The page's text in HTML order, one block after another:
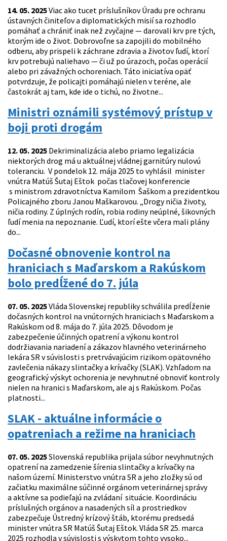
14. 05. 2025Viac ako tucet príslušníkov Úradu pre ochranu
ústavných činiteľov a diplomatických misií sa rozhodlo
pomáhať a chrániť inak než zvyčajne — darovali krv pre tých,
ktorým ide o život. Dobrovoľne sa zapojili do mobilného
odberu, aby prispeli k záchrane zdravia a životov ľudí, ktorí
krv potrebujú naliehavo — či už po úrazoch, počas operácií
alebo pri závažných ochoreniach. Táto iniciatíva opäť
potvrdzuje, že policajti pomáhajú nielen v teréne, ale
častokrát aj tam, kde ide o tichú, no životne...
Ministri oznámili systémový prístup v
boji proti drogám
12. 05. 2025 Dekriminalizácia alebo priamo legalizácia
niektorých drog má u aktuálnej vládnej garnitúry nulovú
toleranciu. V pondelok 12. mája 2025 to vyhlásil minister
vnútra Matúš Šutaj Eštok počas tlačovej konferencie
s ministrom zdravotníctva Kamilom Šaškom a prezidentkou
Policajného zboru Janou Maškarovou. „Drogy ničia životy,
ničia rodiny. Z úplných rodín, robia rodiny neúplné, šikovných
ľudí menia na nepoznanie. Ľudí, ktorí ešte včera mali plány
do...
Dočasné obnovenie kontrol na
hraniciach s Maďarskom a Rakúskom
bolo predĺžené do 7. júla
07. 05. 2025Vláda Slovenskej republiky schválila predĺženie
dočasných kontrol na vnútorných hraniciach s Maďarskom a
Rakúskom od 8. mája do 7. júla 2025. Dôvodom je
zabezpečenie účinných opatrení a výkonu kontrol
dodržiavania nariadení a zákazov hlavného veterinárneho
lekára SR v súvislosti s pretrvávajúcim rizikom opätovného
zavlečenia nákazy slintačky a krívačky (SLAK). Vzhľadom na
geografický výskyt ochorenia je nevyhnutné obnoviť kontroly
nielen na hranici s Maďarskom, ale aj s Rakúskom. Počas
platnosti...
SLAK - aktuálne informácie o
opatreniach a režime na hraniciach
07. 05. 2025Slovenská republika prijala súbor nevyhnutných
opatrení na zamedzenie šírenia slintačky a krívačky na
našom území. Ministerstvo vnútra SR a jeho zložky sú od
začiatku maximálne súčinné orgánom veterinárnej správy
a aktívne sa podieľajú na zvládaní situácie. Koordináciu
príslušných orgánov a nasadených síl a prostriedkov
zabezpečuje Ústredný krízový štáb, ktorému predsedá
minister vnútra SR Matúš Šutaj Eštok. Vláda SR 25. marca
2025 rozhodla v súvislosti s výskytom tohto vysoko...